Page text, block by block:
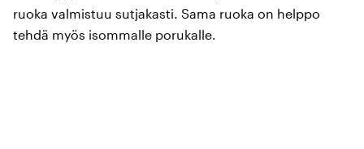
ruoka valmistuu sutjakasti. Sama ruoka on helppo
tehdä myös isommalle porukalle.